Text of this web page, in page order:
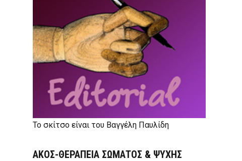
Το σκίτσο είναι του Βαγγέλη Παυλίδη
ΑΚΟΣ-ΘΕΡΑΠΕΙΑ ΣΩΜΑΤΟΣ & ΨΥΧΗΣ